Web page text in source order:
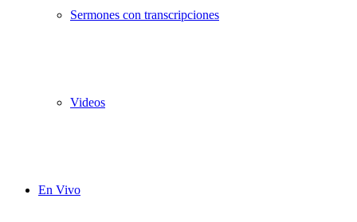
Sermones con transcripciones
Videos
En Vivo